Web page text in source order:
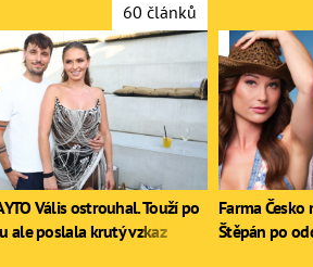
60 článků
Vális ostrouhal. Touží po
ale poslala krutý vzkaz
Farma
Štěpán po